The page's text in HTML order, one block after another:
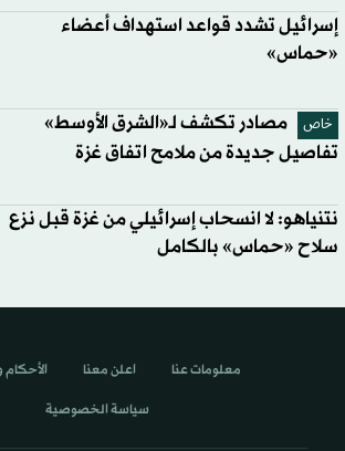
إسرائيل تشدد قواعد استهداف أعضاء
«حماس»
خاص
مصادر تكشف لـ«الشرق الأوسط»
تفاصيل جديدة من ملامح اتفاق غزة
نتنياهو: لا انسحاب إسرائيلي من غزة قبل نزع
سلاح «حماس» بالكامل
معلومات عنا اعلن معنا
سياسة الخصوصية